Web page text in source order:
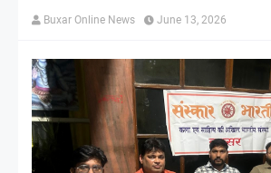
Buxar Online News June 13, 2026